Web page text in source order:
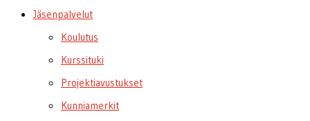
Jäsenpalvelut
Koulutus
Kurssituki
Projektiavustukset
Kunniamerkit